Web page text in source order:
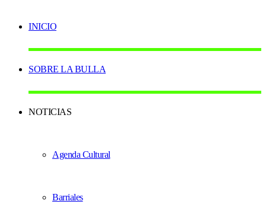
INICIO
SOBRE LA BULLA
NOTICIAS
Agenda Cultural
Barriales